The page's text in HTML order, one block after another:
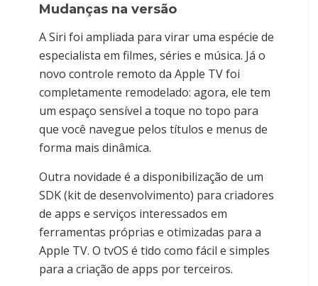
Mudanças na versão
A Siri foi ampliada para virar uma espécie de
especialista em filmes, séries e música. Já o
novo controle remoto da Apple TV foi
completamente remodelado: agora, ele tem
um espaço sensível a toque no topo para
que você navegue pelos títulos e menus de
forma mais dinâmica.
Outra novidade é a disponibilização de um
SDK (kit de desenvolvimento) para criadores
de apps e serviços interessados em
ferramentas próprias e otimizadas para a
Apple TV. O tvOS é tido como fácil e simples
para a criação de apps por terceiros.